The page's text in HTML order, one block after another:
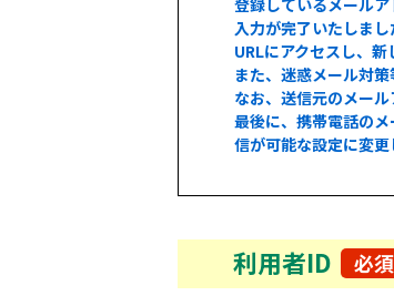
登録しているメールア
入力が完了いたしまし
URLにアクセスし、新
また、迷惑メール対
なお、送信元のメー
最後に、携帯電話の
信が可能な設定に変更
利用者ID 必須